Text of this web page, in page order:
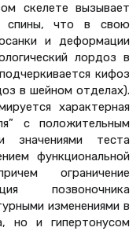
скелете вызывает
спины, что в свою
и деформации
лордоз в
кифоз
в шейном отделах).
характерная
с положительным
значениями теста
функциональной
ограничение
позвоночника
изменениями в
но и гипертонусом